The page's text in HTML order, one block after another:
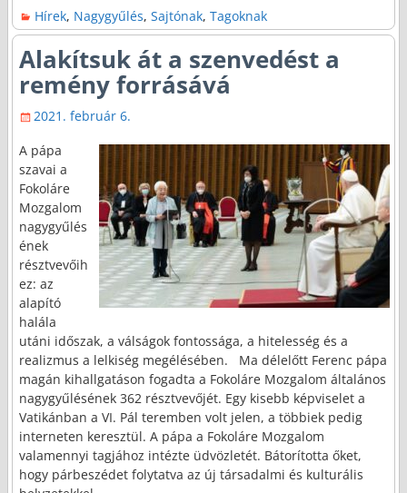
Hírek, Nagygyűlés,Sajtónak,Tagoknak
Alakítsuk át a szenvedést a
remény forrásává
2021. február 6.
A pápa
szavai a
Fokoláre
Mozgalom
nagygyűlés
ének
résztvevőih
ez: az
alapító
halála
utáni időszak, a válságok fontossága, a hitelesség és a
realizmus a lelkiség megélésében. Ma délelőtt Ferenc pápa
magán kihallgatáson fogadta a Fokoláre Mozgalom általános
nagygyűlésének 362 résztvevőjét. Egy kisebb képviselet a
Vatikánban a VI. Pál teremben volt jelen, a többiek pedig
interneten keresztül. A pápa a Fokoláre Mozgalom
valamennyi tagjához intézte üdvözletét. Bátorította őket,
hogy párbeszédet folytatva az új társadalmi és kulturális